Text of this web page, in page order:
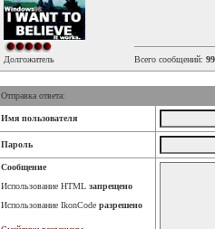
Долгожитель Всего сообщений:
Отправка ответа:
Имя пользователя
Пароль
Сообщение
Использование HTML запрещено
Использование IkonCode разрешено